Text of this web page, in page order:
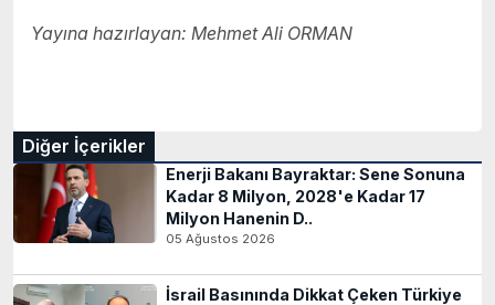
Yayına hazırlayan: Mehmet Ali ORMAN
Diğer İçerikler
Enerji Bakanı Bayraktar: Sene Sonuna
Kadar 8 Milyon, 2028'e Kadar 17
Milyon Hanenin D..
05 Ağustos 2026
İsrail Basınında Dikkat Çeken Türkiye